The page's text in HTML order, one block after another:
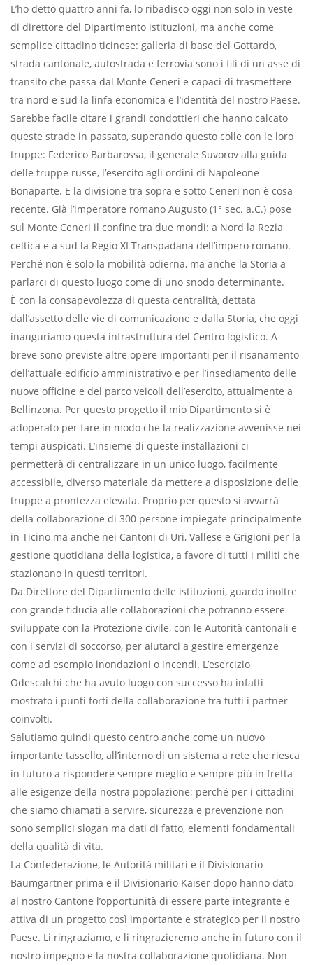
L’ho detto quattro anni fa, lo ribadisco oggi non solo in veste
di direttore del Dipartimento istituzioni, ma anche come
semplice cittadino ticinese: galleria di base del Gottardo,
strada cantonale, autostrada e ferrovia sono i fili di un asse di
transito che passa dal Monte Ceneri e capaci di trasmettere
tra nord e sud la linfa economica e l’identità del nostro Paese.
Sarebbe facile citare i grandi condottieri che hanno calcato
queste strade in passato, superando questo colle con le loro
truppe: Federico Barbarossa, il generale Suvorov alla guida
delle truppe russe, l’esercito agli ordini di Napoleone
Bonaparte. E la divisione tra sopra e sotto Ceneri non è cosa
recente. Già l’imperatore romano Augusto (1° sec. a.C.) pose
sul Monte Ceneri il confine tra due mondi: a Nord la Rezia
celtica e a sud la Regio XI Transpadana dell’impero romano.
Perché non è solo la mobilità odierna, ma anche la Storia a
parlarci di questo luogo come di uno snodo determinante.
È con la consapevolezza di questa centralità, dettata
dall’assetto delle vie di comunicazione e dalla Storia, che oggi
inauguriamo questa infrastruttura del Centro logistico. A
breve sono previste altre opere importanti per il risanamento
dell’attuale edificio amministrativo e per l’insediamento delle
nuove officine e del parco veicoli dell’esercito, attualmente a
Bellinzona. Per questo progetto il mio Dipartimento si è
adoperato per fare in modo che la realizzazione avvenisse nei
tempi auspicati. L’insieme di queste installazioni ci
permetterà di centralizzare in un unico luogo, facilmente
accessibile, diverso materiale da mettere a disposizione delle
truppe a prontezza elevata. Proprio per questo si avvarrà
della collaborazione di 300 persone impiegate principalmente
in Ticino ma anche nei Cantoni di Uri, Vallese e Grigioni per la
gestione quotidiana della logistica, a favore di tutti i militi che
stazionano in questi territori.
Da Direttore del Dipartimento delle istituzioni, guardo inoltre
con grande fiducia alle collaborazioni che potranno essere
sviluppate con la Protezione civile, con le Autorità cantonali e
con i servizi di soccorso, per aiutarci a gestire emergenze
come ad esempio inondazioni o incendi. L’esercizio
Odescalchi che ha avuto luogo con successo ha infatti
mostrato i punti forti della collaborazione tra tutti i partner
coinvolti.
Salutiamo quindi questo centro anche come un nuovo
importante tassello, all’interno di un sistema a rete che riesca
in futuro a rispondere sempre meglio e sempre più in fretta
alle esigenze della nostra popolazione; perché per i cittadini
che siamo chiamati a servire, sicurezza e prevenzione non
sono semplici slogan ma dati di fatto, elementi fondamentali
della qualità di vita.
La Confederazione, le Autorità militari e il Divisionario
Baumgartner prima e il Divisionario Kaiser dopo hanno dato
al nostro Cantone l’opportunità di essere parte integrante e
attiva di un progetto così importante e strategico per il nostro
Paese. Li ringraziamo, e li ringrazieremo anche in futuro con il
nostro impegno e la nostra collaborazione quotidiana. Non